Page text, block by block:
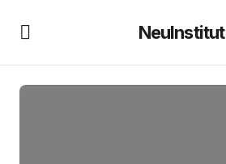
NeuInstitut